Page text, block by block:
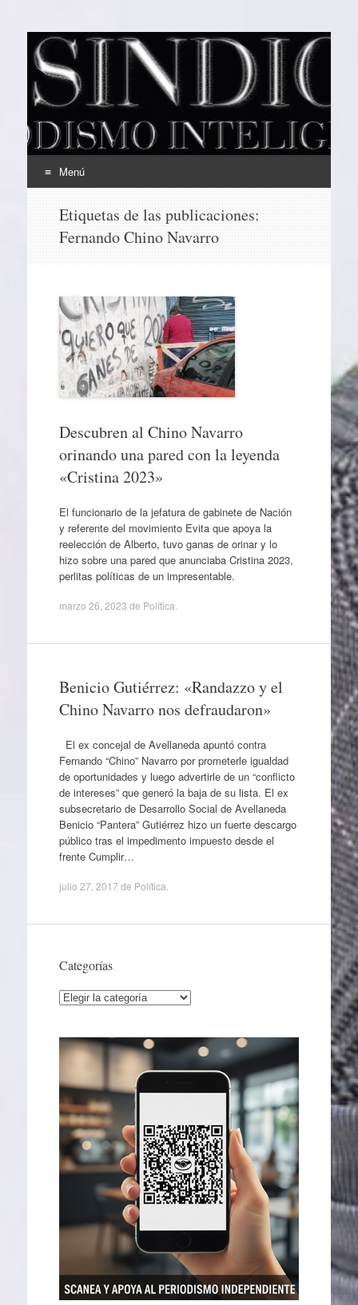
EL SINDICAL
Periodismo Inteligente
Menú
contenido
Etiquetas de las publicaciones:
Fernando Chino Navarro
Descubren al Chino Navarro
orinando una pared con la leyenda
«Cristina 2023»
El funcionario de la jefatura de gabinete de Nación
y referente del movimiento Evita que apoya la
reelección de Alberto, tuvo ganas de orinar y lo
hizo sobre una pared que anunciaba Cristina 2023,
perlitas políticas de un impresentable.
marzo 26, 2023 de Política
Benicio Gutiérrez: «Randazzo y el
Chino Navarro nos defraudaron»
El ex concejal de Avellaneda apuntó contra
Fernando “Chino” Navarro por prometerle igualdad
de oportunidades y luego advertirle de un “conflicto
de intereses” que generó la baja de su lista. El ex
subsecretario de Desarrollo Social de Avellaneda
Benicio “Pantera” Gutiérrez hizo un fuerte descargo
público tras el impedimento impuesto desde el
frente Cumplir…
julio 27, 2017 de Política
Categorías
Categorías